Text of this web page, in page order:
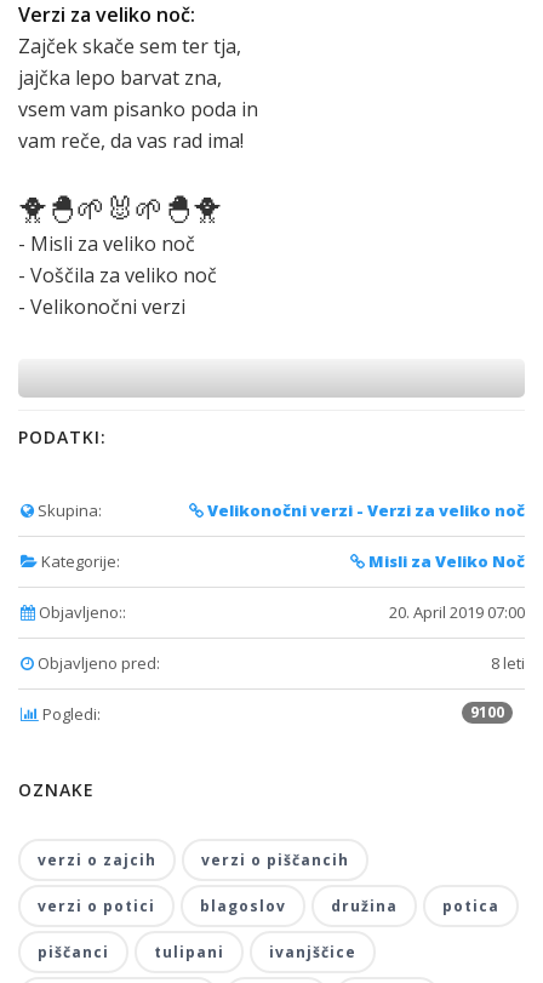
Verzi za veliko noč:
Zajček skače sem ter tja,
jajčka lepo barvat zna,
vsem vam pisanko poda in
vam reče, da vas rad ima!
🐥🐣🌱🐰🌱🐣🐥
- Misli za veliko noč
- Voščila za veliko noč
- Velikonočni verzi
PODATKI:
Skupina: Velikonočni verzi - Verzi za veliko noč
Kategorije: Misli za Veliko Noč
Objavljeno:: 20. April 2019 07:00
Objavljeno pred: 8 leti
Pogledi: 9100
OZNAKE
verzi o zajcih verzi o piščancih
verzi o potici blagoslov družina potica
piščanci tulipani ivanjščice